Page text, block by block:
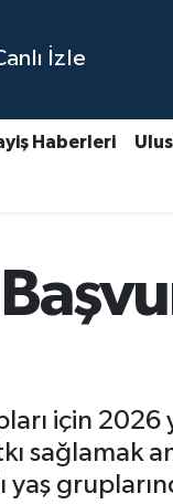
İzle
Haberleri
için 2026
sağlamak
yaş